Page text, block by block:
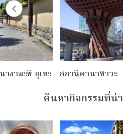
งามะชิ บุเขะ สถานีคานาซาวะ
ค้นหากิจกรรมที่น่